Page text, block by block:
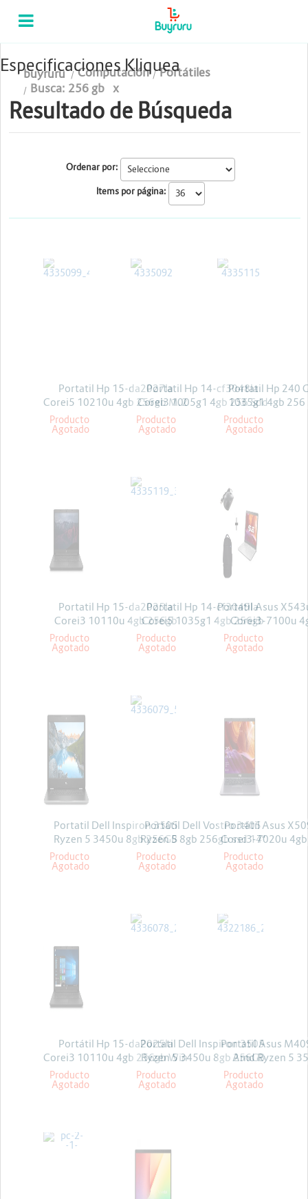
Categorias
Computación
Tablas Digitalizadoras
Celulares y Tablets
Conectividad y Redes
Especificaciones Kliquea
buyruru Computación
Portátiles
Busca: 256 gb x
Resultado de Búsqueda
Ordenar por:
Items por página:
Portatil Hp 15-da2027la
Corei5 10210u 4gb 256gb M.2
HP
Producto
Agotado
Portatil Hp 14-cf3048la
Corei3 1005g1 4gb 256 Sdd
14 Freedos
HP
Producto
Agotado
Portatil Hp 240
1035g1 4gb
HP
Producto
Agotado
Portatil Hp 15-da2025la
Corei3 10110u 4gb 256gb
Producto
Agotado
Portatil Hp 14-cf3049la
Corei5 1035g1 4gb 256gb
Solido Linux
HP
Producto
Agotado
Portatil Asus
Corei3-7100u
Producto
Agotado
Portatil Dell Inspiron 3505
Ryzen 5 3450u 8gb 256GB
Win10 15.6
Producto
Agotado
Portátil Dell Vostro 3405
Ryzen 5 8gb 256gb ssd 14"
DELL
Producto
Agotado
Portátil Asus
Corei3-7020u
Producto
Agotado
Portátil Hp 15-da2025la
Corei3 10110u 4gb 256gb Win
Producto
Agotado
Portatil Dell Inspiron 3505
Ryzen 5 3450u 8gb 256GB
Win10 15.6
DELL
Producto
Agotado
Portatil Asus
Amd Ryzen 5
256gb
ASUS
Producto
Agotado
HP